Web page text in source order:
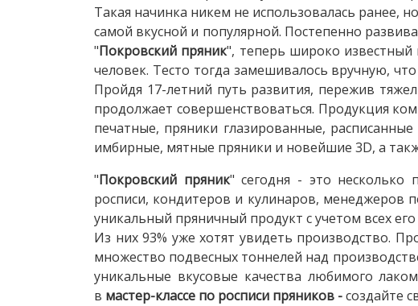
Такая начинка никем не использовалась ранее,
самой вкусной и популярной. Постепенно
"Покровский пряник", теперь широко известный
человек. Тесто тогда замешивалось вручную,
Пройдя 17-летний путь развития, пережив
продолжает совершенствоваться. Продукция
печатные, пряники глазированные,
имбирные, мятные пряники и новейшие 3D, а
"Покровский пряник" сегодня - это несколько
росписи, кондитеров и кулинаров, менеджеров
уникальный пряничный продукт с учетом всех
Из них 93% уже хотят увидеть производство.
множество подвесных тоннелей над
уникальные вкусовые качества любимого
в мастер-классе по росписи пряников -создайте